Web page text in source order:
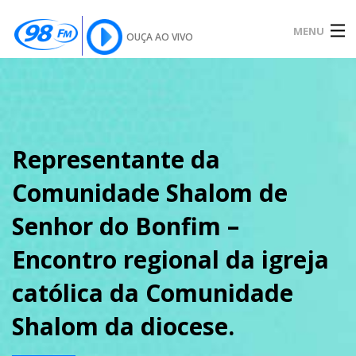
OUÇA AO VIVO MENU
SOBRE
PODCAST
GALERIA
Representante da
Comunidade Shalom de
Senhor do Bonfim –
Encontro regional da igreja
católica da Comunidade
Shalom da diocese.